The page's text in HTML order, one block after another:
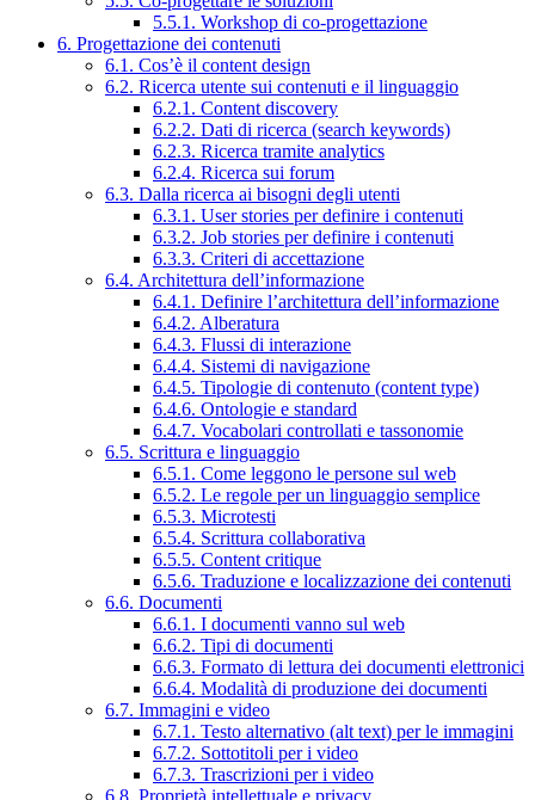
5.5.1. Workshop di co-progettazione
6. Progettazione dei contenuti
6.1. Cos’è il content design
6.2. Ricerca utente sui contenuti e il linguaggio
6.2.1. Content discovery
6.2.2. Dati di ricerca (search keywords)
6.2.3. Ricerca tramite analytics
6.2.4. Ricerca sui forum
6.3. Dalla ricerca ai bisogni degli utenti
6.3.1. User stories per definire i contenuti
6.3.2. Job stories per definire i contenuti
6.3.3. Criteri di accettazione
6.4. Architettura dell’informazione
6.4.1. Definire l’architettura dell’informazione
6.4.2. Alberatura
6.4.3. Flussi di interazione
6.4.4. Sistemi di navigazione
6.4.5. Tipologie di contenuto (content type)
6.4.6. Ontologie e standard
6.4.7. Vocabolari controllati e tassonomie
6.5. Scrittura e linguaggio
6.5.1. Come leggono le persone sul web
6.5.2. Le regole per un linguaggio semplice
6.5.3. Microtesti
6.5.4. Scrittura collaborativa
6.5.5. Content critique
6.5.6. Traduzione e localizzazione dei contenuti
6.6. Documenti
6.6.1. I documenti vanno sul web
6.6.2. Tipi di documenti
6.6.3. Formato di lettura dei documenti elettronici
6.6.4. Modalità di produzione dei documenti
6.7. Immagini e video
6.7.1. Testo alternativo (alt text) per le immagini
6.7.2. Sottotitoli per i video
6.7.3. Trascrizioni per i video
6.8. Proprietà intellettuale e privacy